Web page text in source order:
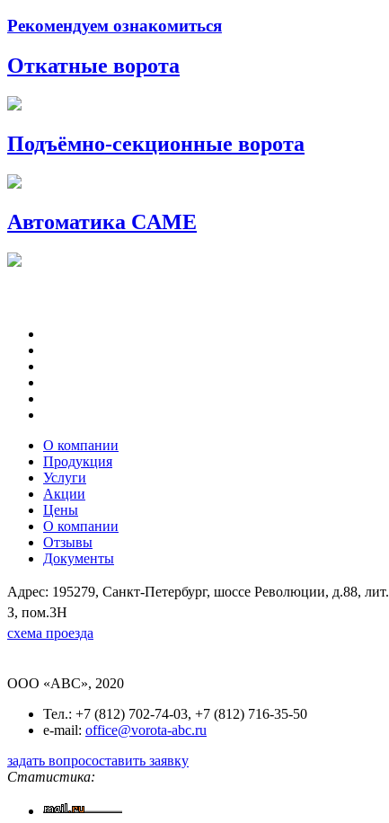
Рекомендуем ознакомиться
Откатные ворота
Подъёмно-секционные ворота
Автоматика CAME
О компании
Продукция
Услуги
Акции
Цены
О компании
Отзывы
Документы
Адрес: 195279, Санкт-Петербург, шоссе Революции, д.88, лит.
З, пом.3Н
схема проезда
OOO «ABC», 2020
Тел.: +7 (812) 702-74-03, +7 (812) 716-35-50
e-mail: office@vorota-abc.ru
задать вопросоставить заявку
Статистика: